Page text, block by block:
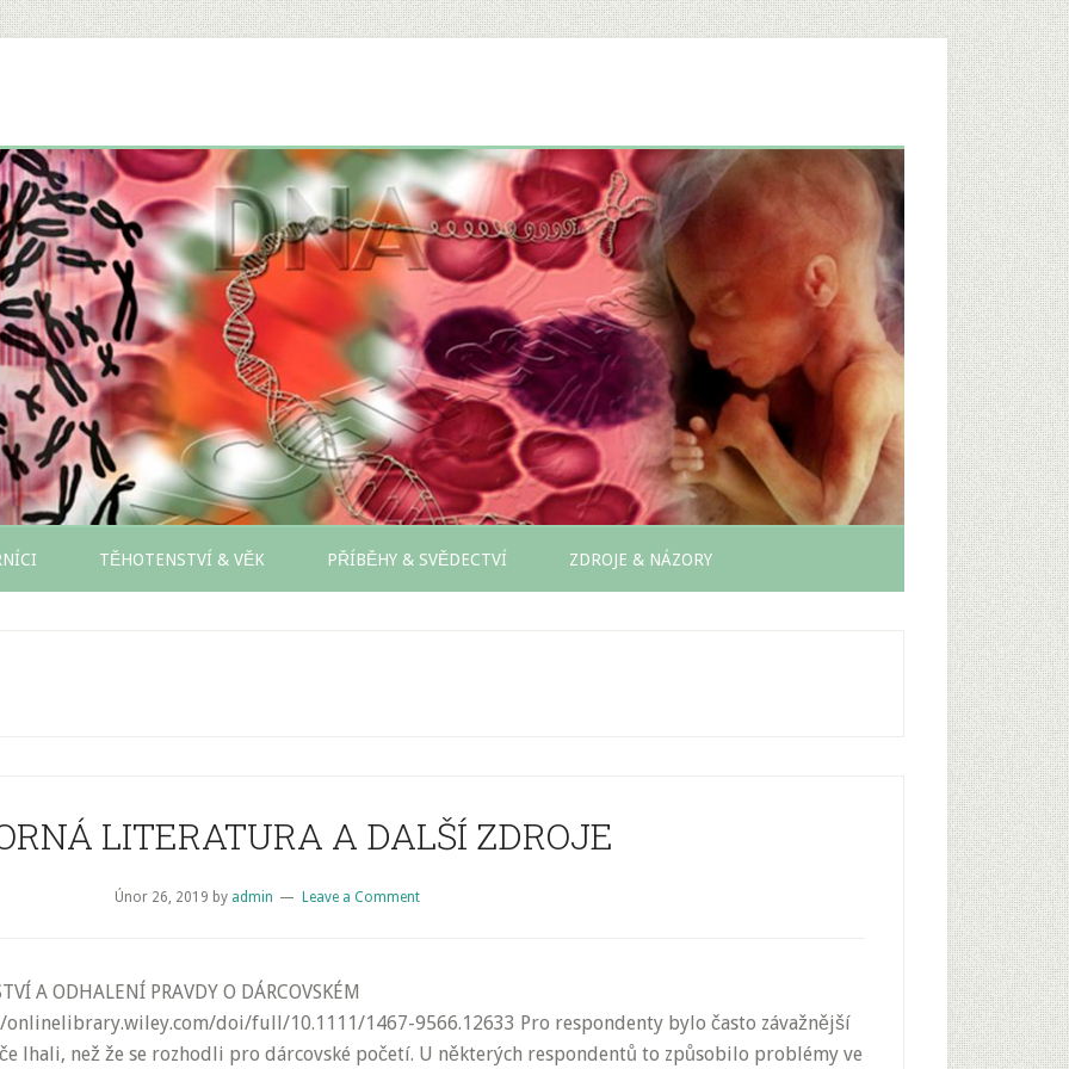
TĚHOTENSTVÍ & VĚK PŘÍBĚHY & SVĚDECTVÍ ZDROJE & NÁZORY
LITERATURA A DALŠÍ ZDROJE
Únor 26, 2019 by admin Leave a Comment
A ODHALENÍ PRAVDY O DÁRCOVSKÉM
onlinelibrary.wiley.com/doi/full/10.1111/1467-9566.12633 Pro respondenty bylo často závažnější
lhali, než že se rozhodli pro dárcovské početí. U některých respondentů to způsobilo problémy ve